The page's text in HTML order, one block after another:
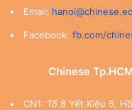
Email:
Facebook: fb.com/
Chinese
CN1: Tổ 8 Yết Kiêu 5,